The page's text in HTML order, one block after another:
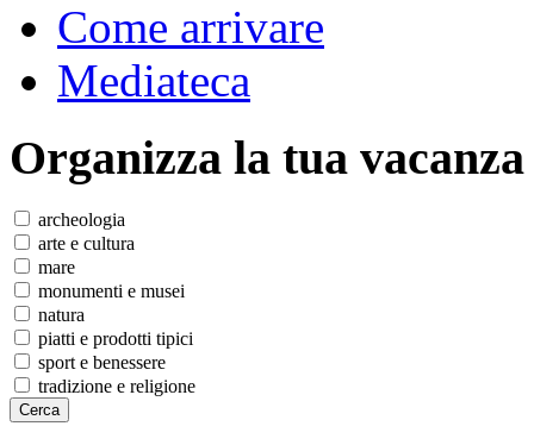
Come arrivare
Mediateca
Organizza la tua vacanza
archeologia
arte e cultura
mare
monumenti e musei
natura
piatti e prodotti tipici
sport e benessere
tradizione e religione